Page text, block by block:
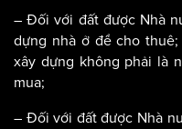
– Đối với đất được Nhà
dựng nhà ở để cho
xây dựng không phải là
mua;
– Đối với đất được Nhà